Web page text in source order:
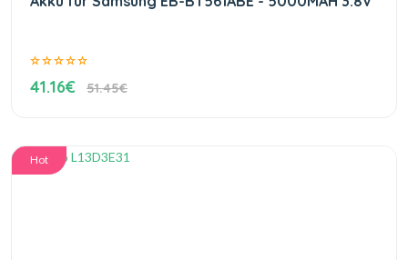
41.16€ 51.45€
Hot